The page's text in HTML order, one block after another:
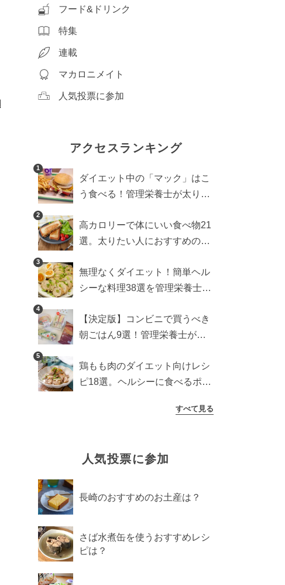
フード&ドリンク
特集
連載
マカロニメイト
人気投票に参加
アクセスランキング
1
ダイエット中の「マック」はこ
う食べる！管理栄養士が太りに
2
高カロリーで体にいい食べ物21
選。太りたい人におすすめのレ
3
無理なくダイエット！簡単ヘル
シーな料理38選を管理栄養士が
4
【決定版】コンビニで買うべき
朝ごはん9選！管理栄養士がロ
厳選
5
鶏もも肉のダイエット向けレシ
ピ18選。ヘルシーに食べるポイ
すべて見る
人気投票に参加
長崎のおすすめのお土産は？
さば水煮缶を使うおすすめレシ
ピは？